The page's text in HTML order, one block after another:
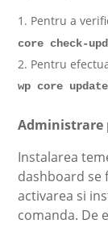
Pentru a
core check-
Pentru
wp core update
Administrare
Instalarea
dashboard se
activarea si
comanda. De